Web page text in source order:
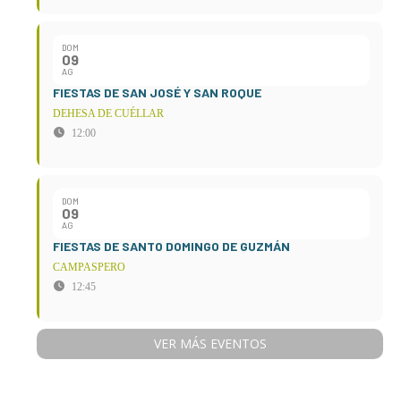
DOM
09
AG
FIESTAS DE SAN JOSÉ Y SAN ROQUE
DEHESA DE CUÉLLAR
12:00
DOM
09
AG
FIESTAS DE SANTO DOMINGO DE GUZMÁN
CAMPASPERO
12:45
VER MÁS EVENTOS